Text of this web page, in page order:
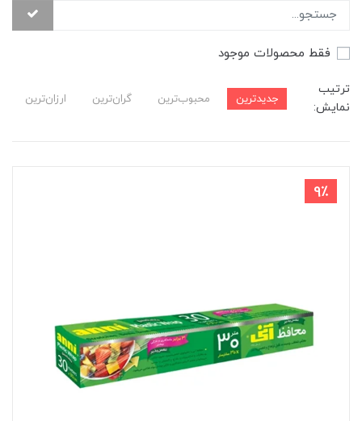
فقط محصولات موجود
ترتیب
نمایش:
جدیدترین محبوب‌ترین گران‌ترین ارزان‌ترین
9٪